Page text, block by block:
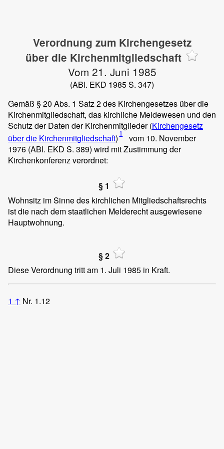
Verordnung zum Kirchengesetz
über die Kirchenmitgliedschaft
Vom 21. Juni 1985
(ABl. EKD 1985 S. 347)
Gemäß § 20 Abs. 1 Satz 2 des Kirchengesetzes über die
Kirchenmitgliedschaft, das kirchliche Meldewesen und den
Schutz der Daten der Kirchenmitglieder (Kirchengesetz
über die Kirchenmitgliedschaft) 1
vom 10. November
1976 (ABI. EKD S. 389) wird mit Zustimmung der
Kirchenkonferenz verordnet:
§ 1
Wohnsitz im Sinne des kirchlichen Mitgliedschaftsrechts
ist die nach dem staatlichen Melderecht ausgewiesene
Hauptwohnung.
§ 2
Diese Verordnung tritt am 1. Juli 1985 in Kraft.
1 ↑ Nr. 1.12